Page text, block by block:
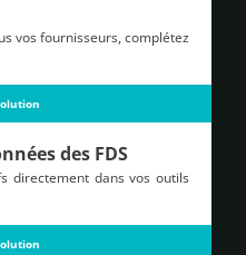
vos fournisseurs, complétez
des FDS
directement dans vos outils